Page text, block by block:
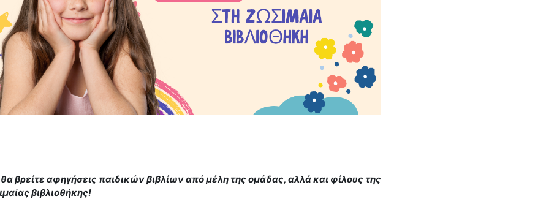
βρείτε αφηγήσεις παιδικών βιβλίων από μέλη της ομάδας, αλλά και φίλους της
βιβλιοθήκης!